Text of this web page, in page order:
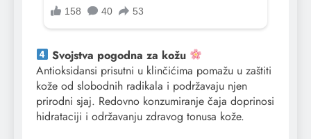
Svojstva pogodna za kožu
Antioksidansi prisutni u klinčićima pomažu u zaštiti
kože od slobodnih radikala i podržavaju njen
prirodni sjaj. Redovno konzumiranje čaja doprinosi
hidrataciji i održavanju zdravog tonusa kože.